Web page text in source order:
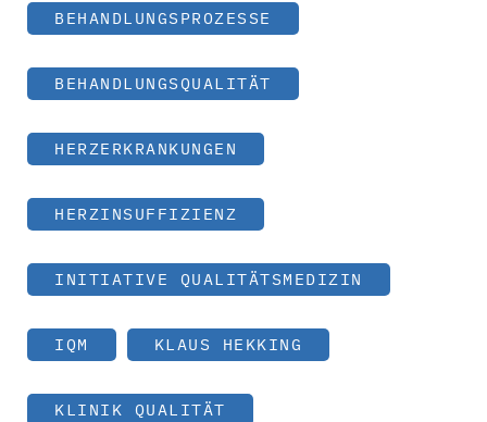
BEHANDLUNGSPROZESSE
BEHANDLUNGSQUALITÄT
HERZERKRANKUNGEN
HERZINSUFFIZIENZ
INITIATIVE QUALITÄTSMEDIZIN
IQM KLAUS HEKKING
KLINIK QUALITÄT